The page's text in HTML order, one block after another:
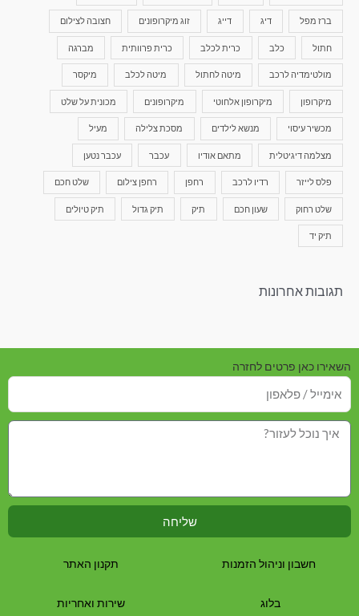
ברז מפל דיג דייג זוג מיקרופונים חצובה לצילום
חתול כלב כרית לכלב כרית פרוותית מברגה
מולטימדיה לרכב מיטה לחתול מיטה לכלב מיקסר
מיקרופון מיקרופון אלחוטי מיקרופונים מכונית על שלט
מכשיר עיסוי מנשא לילדים מסכת צלילה מעיל
מצלמה דיגיטלית מתאם אודיו עכבר עכבר נטען
פלס לייזר רדיו לרכב רחפן רחפן צילום שלט חכם
שלט רחוק שעון חכם תיק תיק גדול תיק טיולים
תיק יד
תגובות אחרונות
השאירו כאן פרטים לחזרה
שליחה
חשבון וניהול הזמנות
בלוג
תקנון האתר
שירות ואחריות